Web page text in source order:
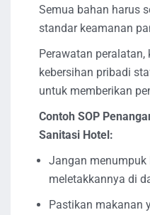
Semua bahan harus
standar keamanan
Perawatan peralatan,
kebersihan pribadi
untuk memberikan
Contoh SOP
Sanitasi Hotel:
Jangan menumpuk
meletakkannya di
Pastikan makanan